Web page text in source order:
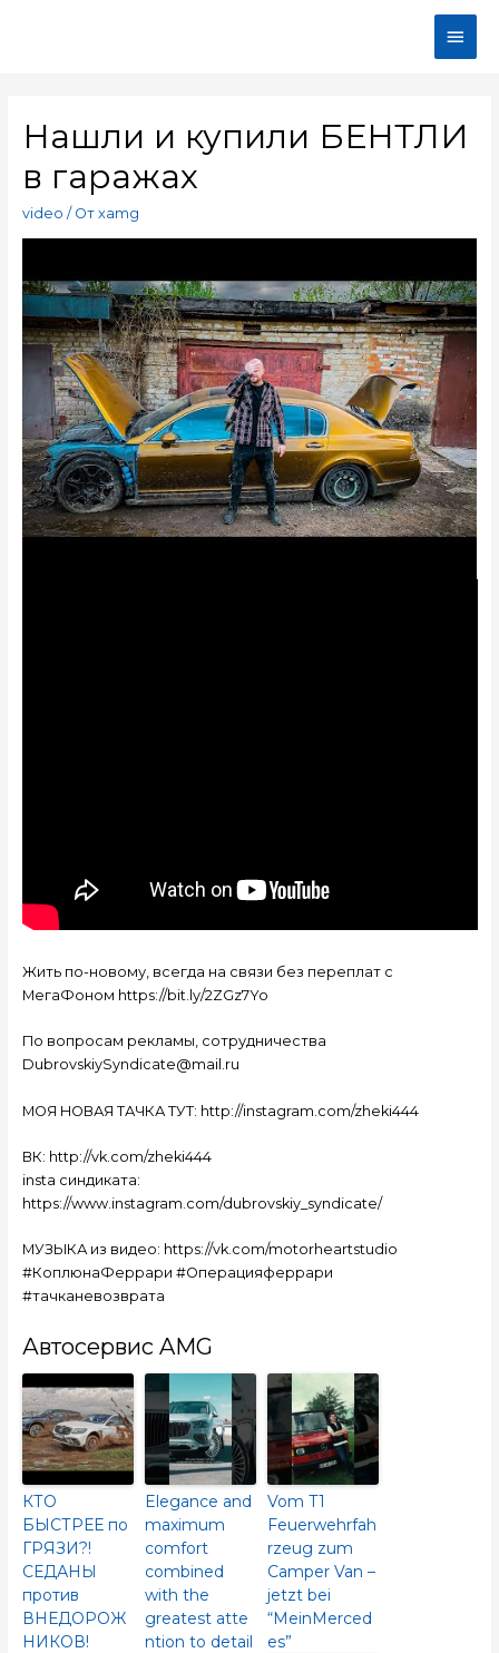
Нашли и купили БЕНТЛИ
в гаражах
video / От xamg
Жить по-новому, всегда на связи без переплат с
МегаФоном https://bit.ly/2ZGz7Yo
По вопросам рекламы, сотрудничества
DubrovskiySyndicate@mail.ru
МОЯ НОВАЯ ТАЧКА ТУТ: http://instagram.com/zheki444
ВК: http://vk.com/zheki444
insta синдиката:
https://www.instagram.com/dubrovskiy_syndicate/
МУЗЫКА из видео: https://vk.com/motorheartstudio
#КоплюнаФеррари #Операцияферрари
#тачканевозврата
Автосервис AMG
КТО
БЫСТРЕЕ по
ГРЯЗИ?!
СЕДАНЫ
против
ВНЕДОРОЖ
НИКОВ!
Elegance and
maximum
comfort
combined
with the
greatest atte
ntion to detail
Vom T1
Feuerwehrfah
rzeug zum
Camper Van –
jetzt bei
“MeinMerced
es”